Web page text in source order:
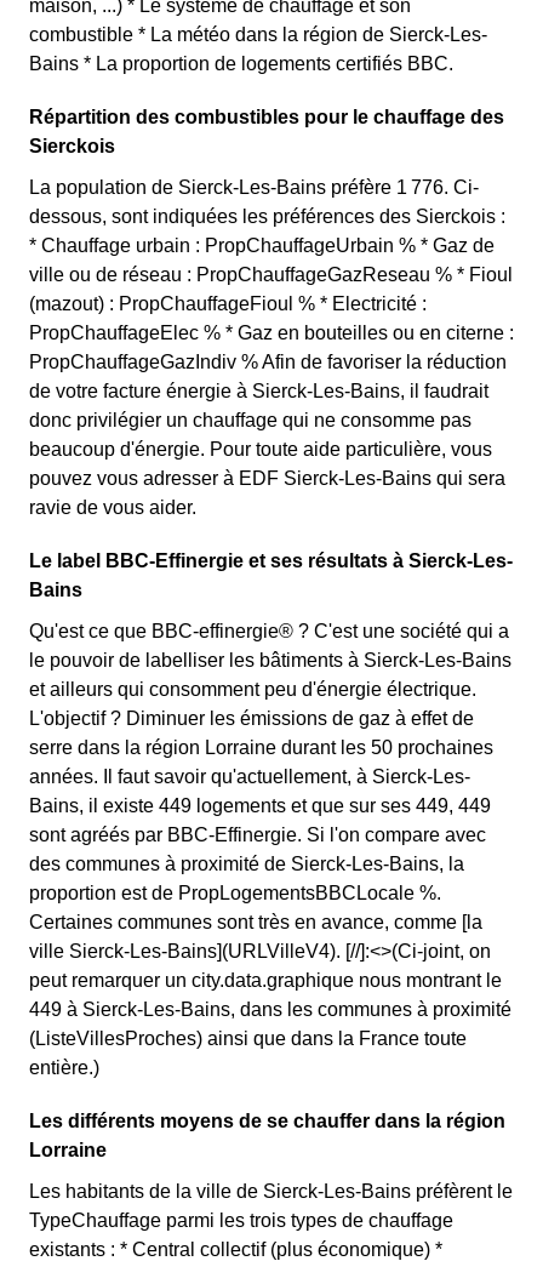
maison, ...) * Le système de chauffage et son
combustible * La météo dans la région de Sierck-Les-
Bains * La proportion de logements certifiés BBC.
Répartition des combustibles pour le chauffage des
Sierckois
La population de Sierck-Les-Bains préfère 1 776. Ci-
dessous, sont indiquées les préférences des Sierckois :
* Chauffage urbain : PropChauffageUrbain % * Gaz de
ville ou de réseau : PropChauffageGazReseau % * Fioul
(mazout) : PropChauffageFioul % * Electricité :
PropChauffageElec % * Gaz en bouteilles ou en citerne :
PropChauffageGazIndiv % Afin de favoriser la réduction
de votre facture énergie à Sierck-Les-Bains, il faudrait
donc privilégier un chauffage qui ne consomme pas
beaucoup d'énergie. Pour toute aide particulière, vous
pouvez vous adresser à EDF Sierck-Les-Bains qui sera
ravie de vous aider.
Le label BBC-Effinergie et ses résultats à Sierck-Les-
Bains
Qu'est ce que BBC-effinergie® ? C'est une société qui a
le pouvoir de labelliser les bâtiments à Sierck-Les-Bains
et ailleurs qui consomment peu d'énergie électrique.
L'objectif ? Diminuer les émissions de gaz à effet de
serre dans la région Lorraine durant les 50 prochaines
années. Il faut savoir qu'actuellement, à Sierck-Les-
Bains, il existe 449 logements et que sur ses 449, 449
sont agréés par BBC-Effinergie. Si l'on compare avec
des communes à proximité de Sierck-Les-Bains, la
proportion est de PropLogementsBBCLocale %.
Certaines communes sont très en avance, comme [la
ville Sierck-Les-Bains](URLVilleV4). [//]:<>(Ci-joint, on
peut remarquer un city.data.graphique nous montrant le
449 à Sierck-Les-Bains, dans les communes à proximité
(ListeVillesProches) ainsi que dans la France toute
entière.)
Les différents moyens de se chauffer dans la région
Lorraine
Les habitants de la ville de Sierck-Les-Bains préfèrent le
TypeChauffage parmi les trois types de chauffage
existants : * Central collectif (plus économique) *